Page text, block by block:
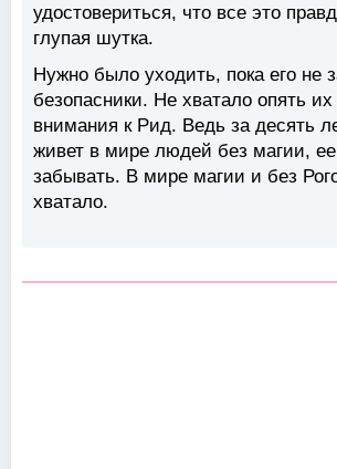
удостовериться, что все это
глупая шутка.
Нужно было уходить, пока его не
безопасники. Не хватало опять их
внимания к Рид. Ведь за десять
живет в мире людей без магии,
забывать. В мире магии и без
хватало.